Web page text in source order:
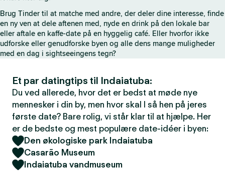
d
e
Brug Tinder til at matche med andre, der deler dine interesse, finde
en ny ven at dele aftenen med, nyde en drink på den lokale bar
eller aftale en kaffe-date på en hyggelig café. Eller hvorfor ikke
udforske eller genudforske byen og alle dens mange muligheder
med en dag i sightseeingens tegn?
Et par datingtips til Indaiatuba:
Du ved allerede, hvor det er bedst at møde nye
mennesker i din by, men hvor skal I så hen på jeres
første date? Bare rolig, vi står klar til at hjælpe. Her
er de bedste og mest populære date-idéer i byen:
Den økologiske park Indaiatuba
Casarão Museum
Indaiatuba vandmuseum